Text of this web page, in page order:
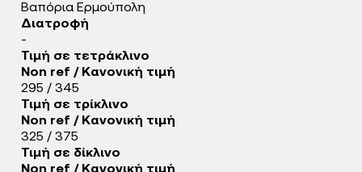
Βαπόρια Ερμούπολη
Διατροφή
-
Τιμή σε τετράκλινο
Non ref / Κανονική τιμή
295 / 345
Τιμή σε τρίκλινο
Non ref / Κανονική τιμή
325 / 375
Τιμή σε δίκλινο